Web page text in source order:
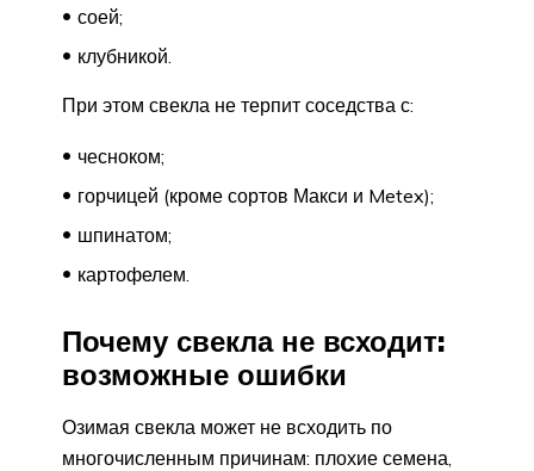
соей;
клубникой.
При этом свекла не терпит соседства с:
чесноком;
горчицей (кроме сортов Макси и Metex);
шпинатом;
картофелем.
Почему свекла не всходит:
возможные ошибки
Озимая свекла может не всходить по
многочисленным причинам: плохие семена,